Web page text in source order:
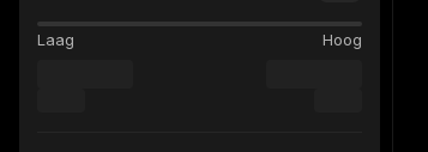
Laag Hoog